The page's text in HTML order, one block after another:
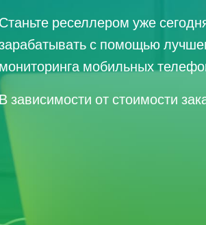
Станьте реселлером уже
с помощью
мониторинга мобильных
В зависимости от стоимости